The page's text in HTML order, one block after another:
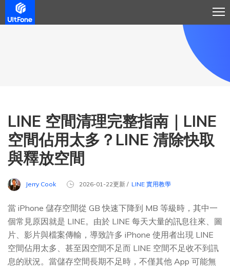
LINE 空間清理完整指南｜LINE
空間佔用太多？LINE 清除快取
與釋放空間
Jerry Cook 2026-01-22更新 / LINE 實用教學
當 iPhone 儲存空間從 GB 快速下降到 MB 等級時，其中一
個常見原因就是 LINE。由於 LINE 每天大量的訊息往來、圖
片、影片與檔案傳輸，導致許多 iPhone 使用者出現 LINE
空間佔用太多、甚至因空間不足而 LINE 空間不足收不到訊
息的狀況。當儲存空間長期不足時，不僅其他 App 可能無